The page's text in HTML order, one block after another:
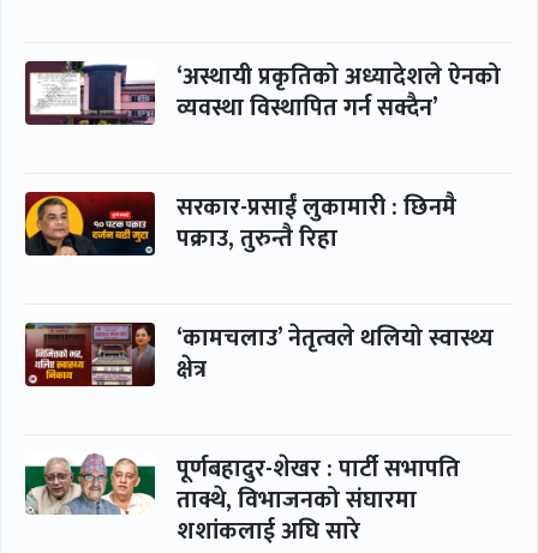
‘अस्थायी प्रकृतिको अध्यादेशले ऐनको
व्यवस्था विस्थापित गर्न सक्दैन’
सरकार-प्रसाईं लुकामारी : छिनमै
पक्राउ, तुरुन्तै रिहा
‘कामचलाउ’ नेतृत्वले थलियो स्वास्थ्य
क्षेत्र
पूर्णबहादुर-शेखर : पार्टी सभापति
ताक्थे, विभाजनको संघारमा
शशांकलाई अघि सारे